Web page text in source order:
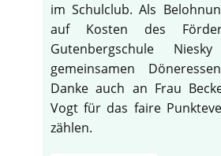
im Schulclub. Als
auf Kosten des
Gutenbergschule
gemeinsamen
Danke auch an Frau
Vogt für das faire
zählen.